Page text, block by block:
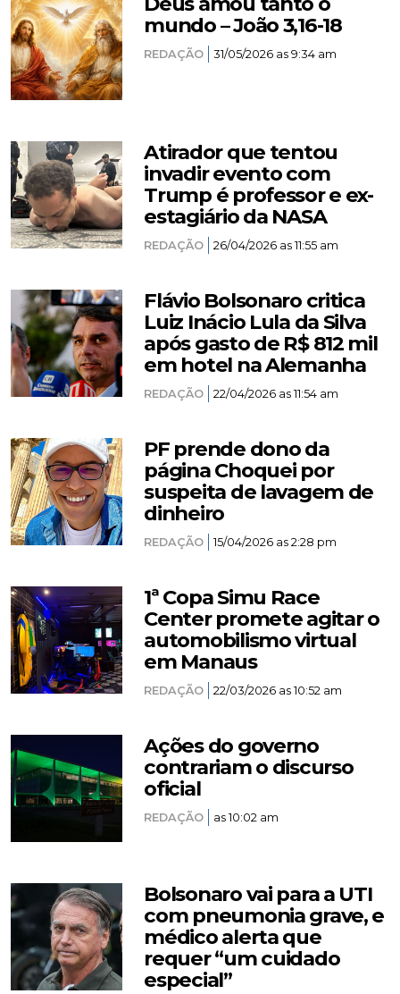
mundo – João 3,16-18
REDAÇÃO 31/05/2026 as 9:34 am
Atirador que tentou
invadir evento com
Trump é professor e ex-
estagiário da NASA
REDAÇÃO 26/04/2026 as 11:55 am
Flávio Bolsonaro critica
Luiz Inácio Lula da Silva
após gasto de R$ 812 mil
em hotel na Alemanha
REDAÇÃO 22/04/2026 as 11:54 am
PF prende dono da
página Choquei por
suspeita de lavagem de
dinheiro
REDAÇÃO 15/04/2026 as 2:28 pm
1ª Copa Simu Race
Center promete agitar o
automobilismo virtual
em Manaus
REDAÇÃO 22/03/2026 as 10:52 am
Ações do governo
contrariam o discurso
oficial
REDAÇÃO as 10:02 am
Bolsonaro vai para a UTI
com pneumonia grave, e
médico alerta que
requer “um cuidado
especial”